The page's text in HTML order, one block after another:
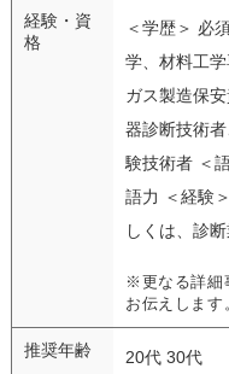
経験・資
格
＜学歴＞ 必
学、材料工
ガス製造保
器診断技術
験技術者 ＜
語力 ＜経験
しくは、診断
※更なる詳細
お伝えします
推奨年齢 20代 30代